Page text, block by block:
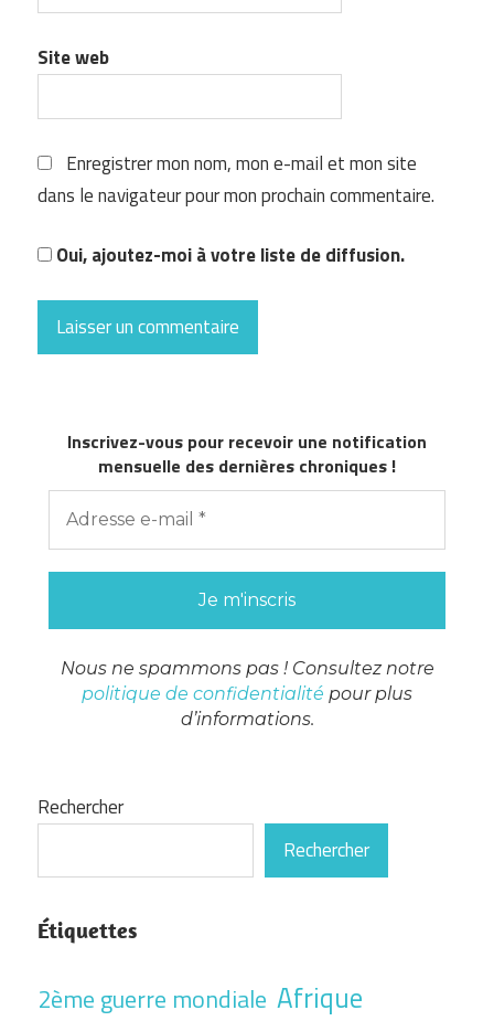
Site web
Enregistrer mon nom, mon e-mail et mon site
dans le navigateur pour mon prochain commentaire.
Oui, ajoutez-moi à votre liste de diffusion.
Inscrivez-vous pour recevoir une notification
mensuelle des dernières chroniques !
Nous ne spammons pas ! Consultez notre
politique de confidentialité pour plus
d’informations.
Rechercher
Rechercher
Étiquettes
2ème guerre mondiale Afrique